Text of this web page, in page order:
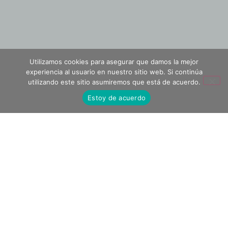
Utilizamos cookies para asegurar que damos la mejor
experiencia al usuario en nuestro sitio web. Si continúa
utilizando este sitio asumiremos que está de acuerdo.
Estoy de acuerdo